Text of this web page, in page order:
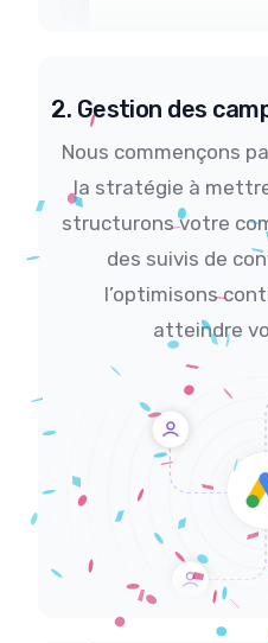
2. Gestion des
Nous commençons
la stratégie à
structurons votre
des suivis de
l’optimisons
atteindre